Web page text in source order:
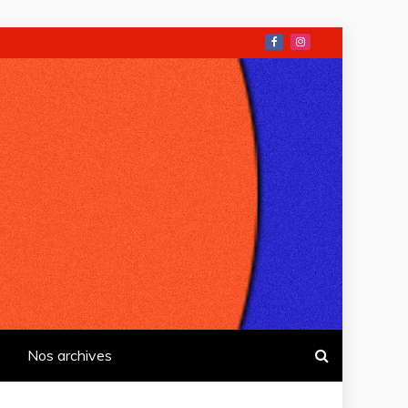
Nos archives